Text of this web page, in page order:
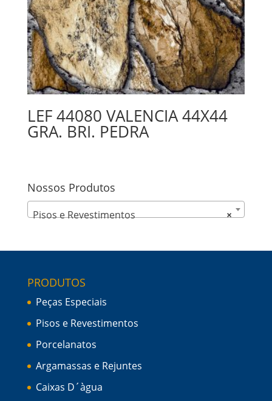
LEF 44080 VALENCIA 44X44
GRA. BRI. PEDRA
Nossos Produtos
×
Pisos e Revestimentos
PRODUTOS
Peças Especiais
Pisos e Revestimentos
Porcelanatos
Argamassas e Rejuntes
Caixas D´àgua